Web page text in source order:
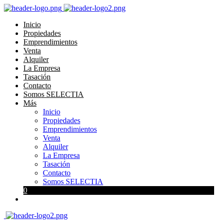
Inicio
Propiedades
Emprendimientos
Venta
Alquiler
La Empresa
Tasación
Contacto
Somos SELECTIA
Más
Inicio
Propiedades
Emprendimientos
Venta
Alquiler
La Empresa
Tasación
Contacto
Somos SELECTIA
0